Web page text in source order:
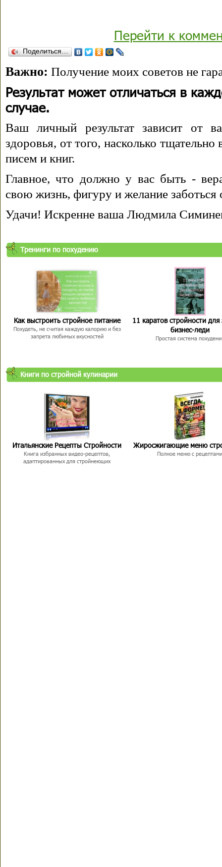
Перейти к
Поделиться…
Важно: Получение моих советов не
Результат может отличаться в
случае.
Ваш личный результат зависит от
здоровья, от того, насколько
писем и книг.
Главное, что должно у вас быть -
свою жизнь, фигуру и желание заботься
Удачи! Искренне ваша Людмила
Тренинги по похудению
Как выстроить стройное питание
Похудеть, не считая каждую калорию и без
запрета любимых вкусностей
11 каратов стройности для
бизнес-леди
Простая система
Книги по стройной кулинарии
Итальянские Рецепты Стройности
Книга избранных видео-рецептов,
адаптированных для стройнеющих
Жиросжигающие меню
Полное меню с рецептами